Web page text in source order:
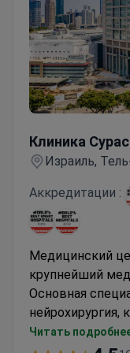
Клиника
Израиль,
Аккредитации :
Медицинский
крупнейший
Основная
нейрохирургия,
Ежегодно
Читать